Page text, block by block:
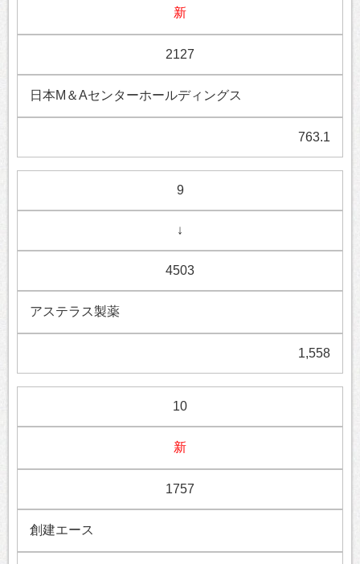
新
2127
日本M＆Aセンターホールディングス
763.1
9
↓
4503
アステラス製薬
1,558
10
新
1757
創建エース